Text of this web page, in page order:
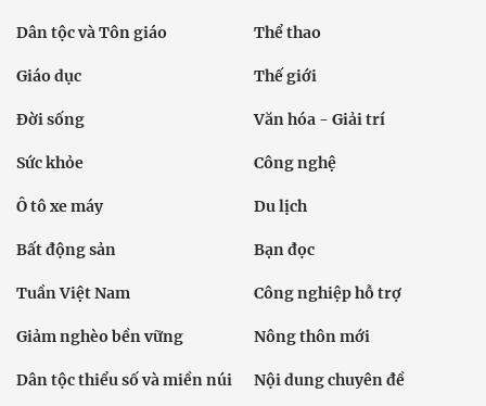
Dân tộc và Tôn giáo Thể thao
Giáo dục Thế giới
Đời sống Văn hóa - Giải trí
Sức khỏe Công nghệ
Ô tô xe máy Du lịch
Bất động sản Bạn đọc
Tuần Việt Nam Công nghiệp hỗ trợ
Giảm nghèo bền vững Nông thôn mới
Dân tộc thiểu số và miền núi Nội dung chuyên đề